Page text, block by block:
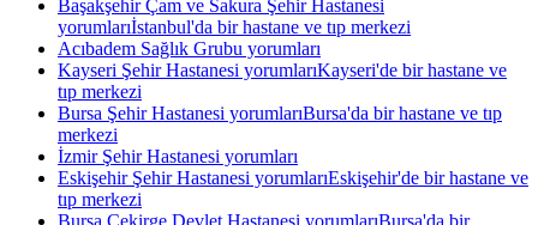
Başakşehir Çam ve Sakura Şehir Hastanesi
yorumlarıİstanbul'da bir hastane ve tıp merkezi
Acıbadem Sağlık Grubu yorumları
Kayseri Şehir Hastanesi yorumlarıKayseri'de bir hastane ve
tıp merkezi
Bursa Şehir Hastanesi yorumlarıBursa'da bir hastane ve tıp
merkezi
İzmir Şehir Hastanesi yorumları
Eskişehir Şehir Hastanesi yorumlarıEskişehir'de bir hastane ve
tıp merkezi
Bursa Çekirge Devlet Hastanesi yorumlarıBursa'da bir